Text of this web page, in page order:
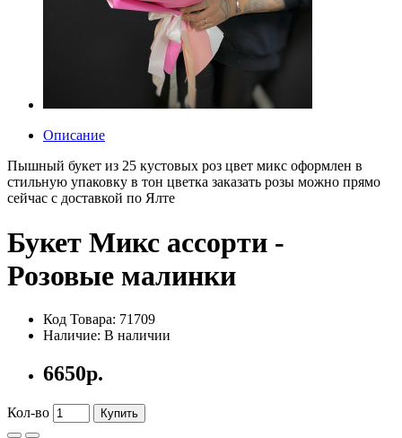
Описание
Пышный букет из 25 кустовых роз цвет микс оформлен в
стильную упаковку в тон цветка заказать розы можно прямо
сейчас с доставкой по Ялте
Букет Микс ассорти -
Розовые малинки
Код Товара: 71709
Наличие: В наличии
6650р.
Кол-во Купить